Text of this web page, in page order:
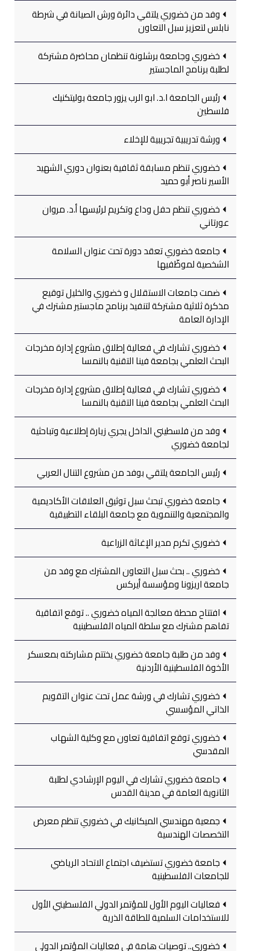
وفد من خضوري يلتقي دائرة ورش الصيانة في شرطة
نابلس لتعزيز سبل التعاون
خضوري وجامعة برشلونة تنظمان محاضرة مشتركة
لطلبة برنامج الماجستير
رئيس الجامعة ا.د. ابو الرب يزور جامعة بوليتكنيك
فلسطين
ورشة تدريبية تجريبية للإخلاء
خضوري تنظم مسابقة ثقافية بعنوان دوري الشهيد
الأسير ناصر أبو حميد
خضوري تنظم حفل وداع وتكريم لرئيسها أ.د. مروان
عورتاني
جامعة خضوري تعقد دورة تحت عنوان السلامة
الشخصية لموظّفيها
ضمت جامعات الاستقلال و خضوري والخليل توقيع
مذكرة ثلاثية مشتركة لتنفيذ برنامج ماجستير مشترك في
الإدارة العامة
خضوري تشارك في فعالية إطلاق مشروع إدارة مخرجات
البحث العلمي بجامعة فينا التقنية بالنمسا
خضوري تشارك في فعالية إطلاق مشروع إدارة مخرجات
البحث العلمي بجامعة فينا التقنية بالنمسا
وفد من فلسطيني الداخل يجري زيارة إطلاعية وتباحثية
لجامعة خضوري
رئيس الجامعة يلتقي بوفد من مشروع التنال العربي
جامعة خضوري تبحث سبل توثيق العلاقات الأكاديمية
والمجتمعية والتنموية مع جامعة البلقاء التطبيقية
خضوري تكرم مدير الإغاثة الزراعية
خضوري .. بحث سبل التعاون المشترك مع وفد من
جامعة اريزونا ومؤسسة أيركس
افتتاح محطة معالجة المياه خضوري .. توقع اتفاقية
تفاهم مشترك مع سلطة المياه الفلسطينية
وفد من طلبة جامعة خضوري يختتم مشاركته بمعسكر
الأخوة الفلسطينية الأردنية
خضوري تشارك في ورشة عمل تحت عنوان التقويم
الذاتي المؤسسي
خضوري توقع اتفاقية تعاون مع وكلية الشهاب
المقدسي
جامعة خضوري تشارك في اليوم الإرشادي لطلبة
الثانوية العامة في مدينة القدس
جمعية مهندسي الميكانيك في خضوري تنظم معرض
التخصصات الهندسية
جامعة خضوري تستضيف اجتماع الاتحاد الرياضي
للجامعات الفلسطينية
فعاليات اليوم الأول للمؤتمر الدولي الفلسطيني الأول
للاستخدامات السلمية للطاقة الذرية
خضوري.. توصيات هامة في فعاليات المؤتمر الدولي